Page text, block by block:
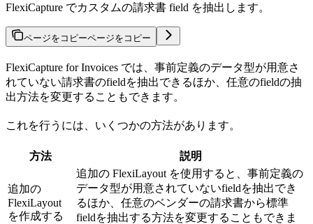
FlexiCapture でカスタムの請求書 field を抽出します。
ページをコピーページをコピー
FlexiCapture for Invoices では、事前定義のデータ型が用意さ
れていない請求書のfieldを抽出できるほか、任意のfieldの抽
出方法を変更することもできます。
これを行うには、いくつかの方法があります。
方法 説明
追加の
FlexiLayout
を作成する
追加の FlexiLayout を使用すると、事前定義の
データ型が用意されていないfieldを抽出でき
るほか、任意のベンダーの請求書から標準
fieldを抽出する方法を変更することもできま